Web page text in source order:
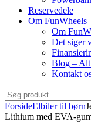
Reservedele
Om FunWheels
Om
Det siger
Blog –
Kontakt
ForsideElbiler til børn
Lithium med EVA-